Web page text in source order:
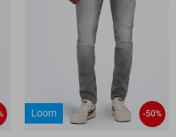
Loom -50%